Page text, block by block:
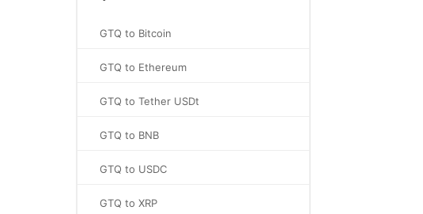
GTQ to Bitcoin
GTQ to Ethereum
GTQ to Tether USDt
GTQ to BNB
GTQ to USDC
GTQ to XRP